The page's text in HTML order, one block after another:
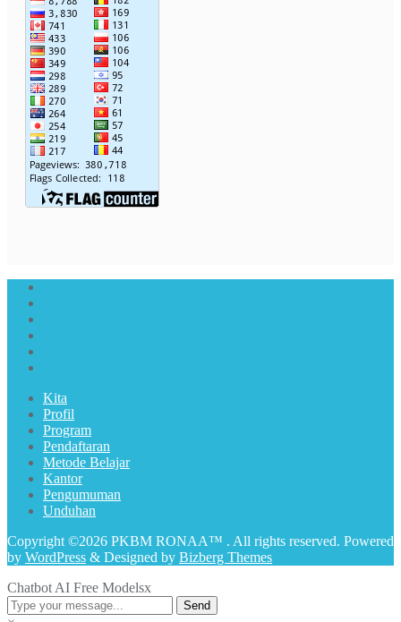
Kita
Profil
Program
Pendaftaran
Metode Belajar
Kantor
Pengumuman
Unduhan
Copyright ©2026 PKBM RONAA™ . All rights reserved. Powered
by WordPress & Designed by Bizberg Themes
Chatbot AI Free Modelsx
Send